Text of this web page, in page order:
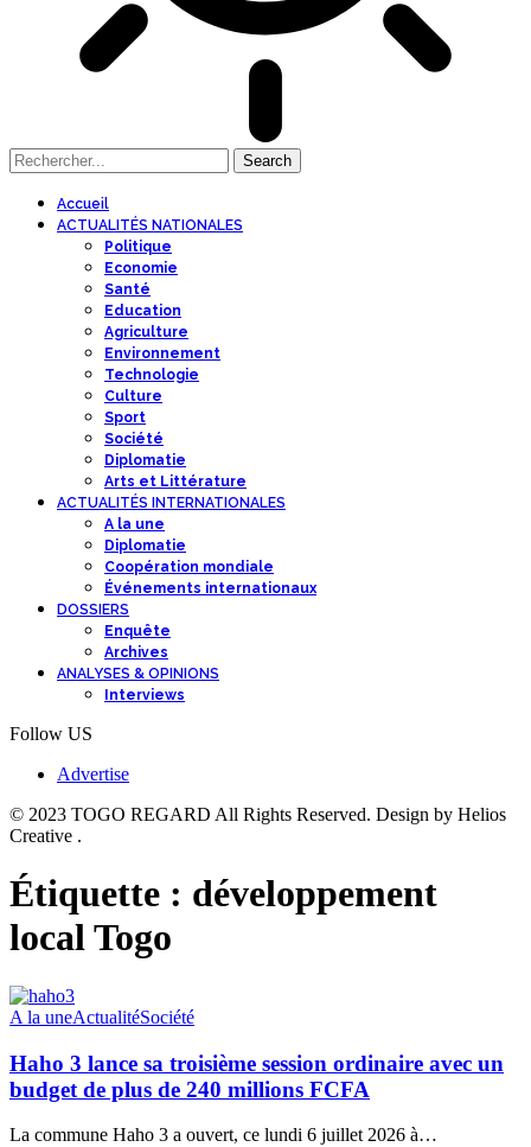
Accueil
ACTUALITÉS NATIONALES
Politique
Economie
Santé
Education
Agriculture
Environnement
Technologie
Culture
Sport
Société
Diplomatie
Arts et Littérature
ACTUALITÉS INTERNATIONALES
A la une
Diplomatie
Coopération mondiale
Événements internationaux
DOSSIERS
Enquête
Archives
ANALYSES & OPINIONS
Interviews
Follow US
Advertise
© 2023 TOGO REGARD All Rights Reserved. Design by Helios
Creative .
Étiquette : développement
local Togo
A la uneActualitéSociété
Haho 3 lance sa troisième session ordinaire avec un
budget de plus de 240 millions FCFA
La commune Haho 3 a ouvert, ce lundi 6 juillet 2026 à…